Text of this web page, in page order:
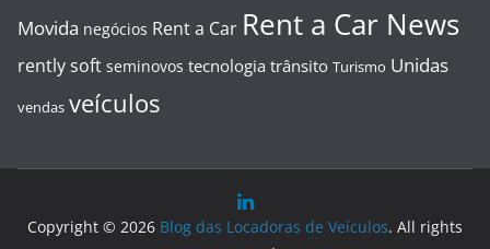
Movida negócios Rent a Car Rent a Car News
rently soft seminovos tecnologia trânsito Turismo Unidas
vendas veículos
Copyright © 2026 Blog das Locadoras de Veículos. All rights